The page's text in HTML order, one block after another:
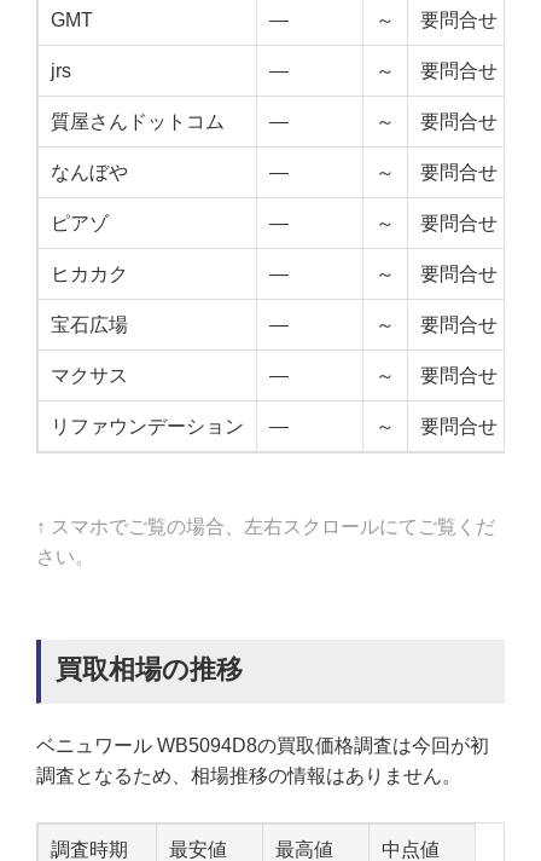
GMT — ～ 要問合せ
jrs — ～ 要問合せ
質屋さんドットコム — ～ 要問合せ
なんぼや — ～ 要問合せ
ピアゾ — ～ 要問合せ
ヒカカク — ～ 要問合せ
宝石広場 — ～ 要問合せ
マクサス — ～ 要問合せ
リファウンデーション — ～ 要問合せ
↑ スマホでご覧の場合、左右スクロールにてご覧くだ
さい。
買取相場の推移
ベニュワール WB5094D8の買取価格調査は今回が初
調査となるため、相場推移の情報はありません。
調査時期 最安値 最高値 中点値